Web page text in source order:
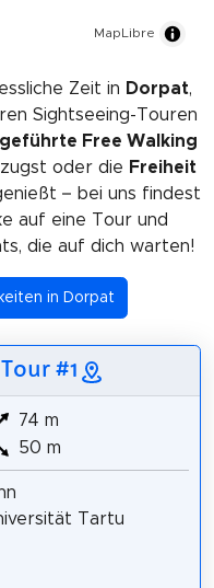
MapLibre
Zeit in Dorpat,
Sightseeing-Touren
geführte Free Walking
oder die Freiheit
– bei uns findest
auf eine Tour und
die auf dich warten!
in Dorpat
#1
74 m
50 m
Tartu